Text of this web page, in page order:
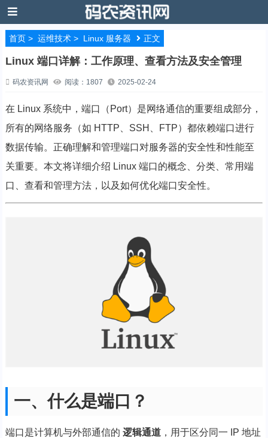
首页> 运维技术> Linux 服务器 正文
Linux 端口详解：工作原理、查看方法及安全管理
码农资讯网 阅读：1807 2025-02-24
在 Linux 系统中，端口（Port）是网络通信的重要组成部分，
所有的网络服务（如 HTTP、SSH、FTP）都依赖端口进行
数据传输。正确理解和管理端口对服务器的安全性和性能至
关重要。本文将详细介绍 Linux 端口的概念、分类、常用端
口、查看和管理方法，以及如何优化端口安全性。
一、什么是端口？
端口是计算机与外部通信的 逻辑通道，用于区分同一 IP 地址